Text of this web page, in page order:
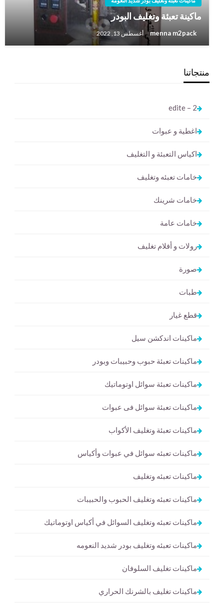
ماكينة تعبئة وتغليف البودر
menna m2pack أغسطس 13, 2022
منتجاتنا
2 – edite
اغطية و عبوات
اكياس التعبئة و التغليف
خامات تعبئه وتغليف
خامات شرينك
خامات عامة
رولات و أفلام تغليف
صورة
طبات
قطع غيار
ماكينات اندكشن سيل
ماكينات تعبئة حبوب وحبيبات وبودر
ماكينات تعبئة سوائل اوتوماتيك
ماكينات تعبئة سوائل فى عبوات
ماكينات تعبئة وتغليف الأكواب
ماكينات تعبئه سوائل في عبوات وأكياس
ماكينات تعبئه وتغليف
ماكينات تعبئه وتغليف الحبوب والحبيبات
ماكينات تعبئه وتغليف السوائل في أكياس اوتوماتيك
ماكينات تعبئه وتغليف بودر شديد النعومه
ماكينات تغليف السلوفان
ماكينات تغليف بالشرنك الحراري